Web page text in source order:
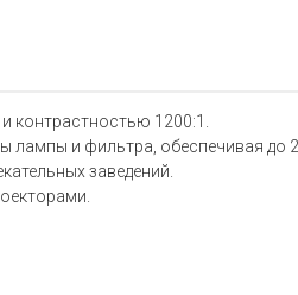
контрастностью 1200:1.
лампы и фильтра, обеспечивая до
заведений.